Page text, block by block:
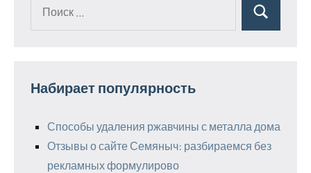
Поиск
Набирает популярность
Способы удаления ржавчины с металла дома
Отзывы о сайте Семяныч: разбираемся без
рекламных формулирово